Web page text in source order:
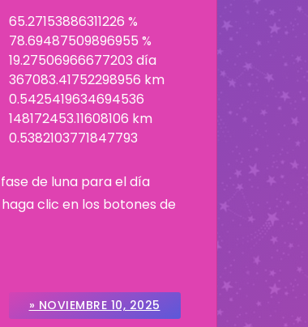
65.27153886311226 %
78.69487509896955 %
19.27506966677203 día
367083.41752298956 km
0.5425419634694536
148172453.11608106 km
0.5382103771847793
de luna para el día
clic en los botones de
» NOVIEMBRE 10, 2025